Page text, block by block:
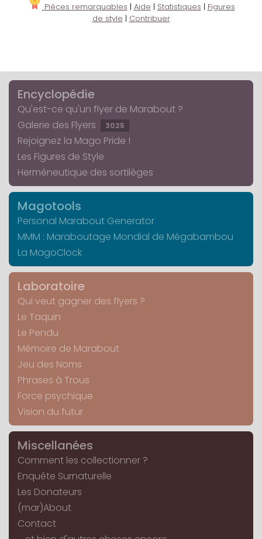
Pièces remarquables | Aide | Statistiques | Figures
de style | Contribuer
Encyclopédie
Qu'est-ce qu'un flyer de Marabout ?
Galerie des Flyers
3025
Rejoignez la Mago Pride !
Les Figures de Style
Herméneutique des sortilèges
Magotools
Personal Marabout Generator
MMM : Maraboutage Mondial de Mégabambou
La MagoClock
Laboratoire
Qui veut gagner des flyers ?
Le Taquin
Le Pendu
Mémoire de Marabout
Jeu des Noms
Phrases à Trous
Force psychique
Vision du futur
Miscellanées
Comment les collectionner ?
Enquête Surnaturelle
Les Donateurs
(mar)About
Contact